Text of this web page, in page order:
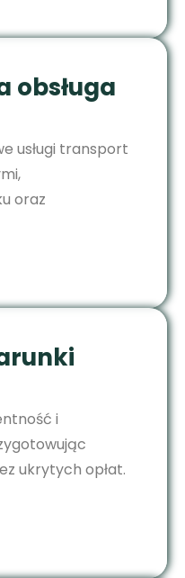
obsługa
usługi transport
oraz
i
ukrytych opłat.